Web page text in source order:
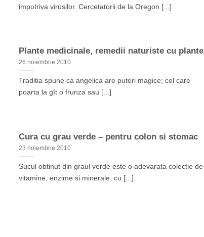
impotriva virusilor. Cercetatorii de la Oregon [...]
Plante medicinale, remedii naturiste cu plante
26 noiembrie 2010
Traditia spune ca angelica are puteri magice; cel care
poarta la gît o frunza sau [...]
Cura cu grau verde – pentru colon si stomac
23 noiembrie 2010
Sucul obtinut din graul verde este o adevarata colectie de
vitamine, enzime si minerale, cu [...]